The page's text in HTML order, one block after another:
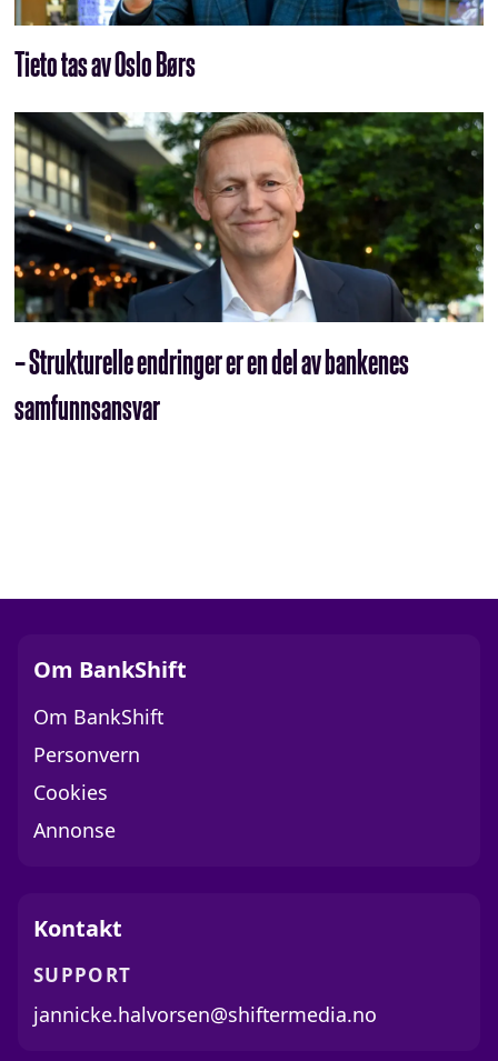
Tieto tas av Oslo Børs
– Strukturelle endringer er en del av bankenes
samfunnsansvar
Om BankShift
Om BankShift
Personvern
Cookies
Annonse
Kontakt
SUPPORT
jannicke.halvorsen@shiftermedia.no